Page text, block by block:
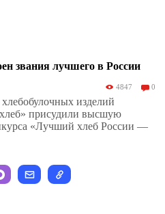
звания лучшего в России
4847 0
изделий
присудили высшую
«Лучший хлеб России —